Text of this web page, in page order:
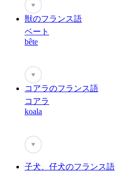
♥
獣のフランス語
ベート
bête
♥
コアラのフランス語
コアラ
koala
♥
子犬、仔犬のフランス語